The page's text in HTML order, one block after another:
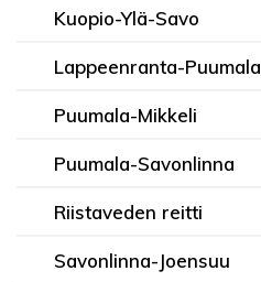
Kuopio-Ylä-Savo
Lappeenranta-Puumala
Puumala-Mikkeli
Puumala-Savonlinna
Riistaveden reitti
Savonlinna-Joensuu